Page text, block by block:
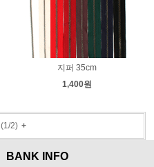
지퍼 35cm
1,400원
(1/2)+
BANK INFO